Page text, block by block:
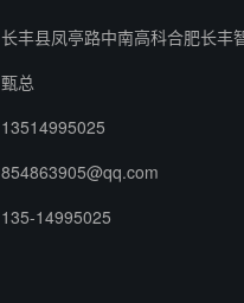
长丰县凤亭路中南高科合肥长丰
甄总
13514995025
854863905@qq.com
135-14995025